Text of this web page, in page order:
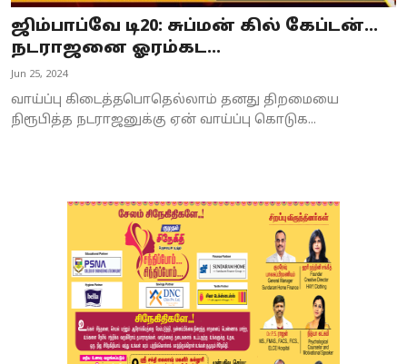
ஜிம்பாப்வே டி20: சுப்மன் கில் கேப்டன்...
நடராஜனை ஓரம்கட...
Jun 25, 2024
வாய்ப்பு கிடைத்தபொதெல்லாம் தனது திறமையை
நிரூபித்த நடராஜனுக்கு ஏன் வாய்ப்பு கொடுக...